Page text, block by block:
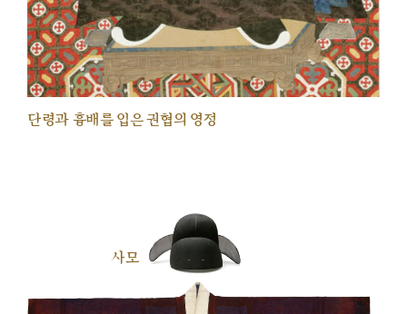
단령과 흉배를 입은 권협의 영정
사모